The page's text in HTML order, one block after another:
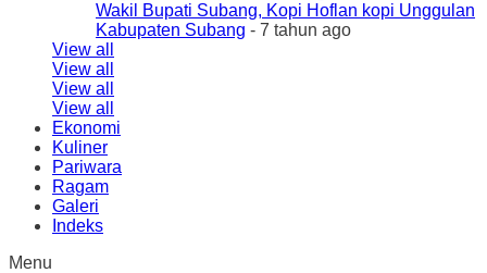
Wakil Bupati Subang, Kopi Hoflan kopi Unggulan
Kabupaten Subang - 7 tahun ago
View all
View all
View all
View all
Ekonomi
Kuliner
Pariwara
Ragam
Galeri
Indeks
Menu